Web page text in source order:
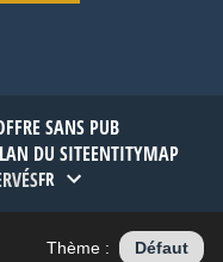
SANS PUB
DU SITEENTITYMAP
FR
Thème : Défaut